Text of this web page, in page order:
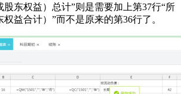
东权益）总计”则是需要加上第37行“所
益合计）”而不是原来的第36行了。